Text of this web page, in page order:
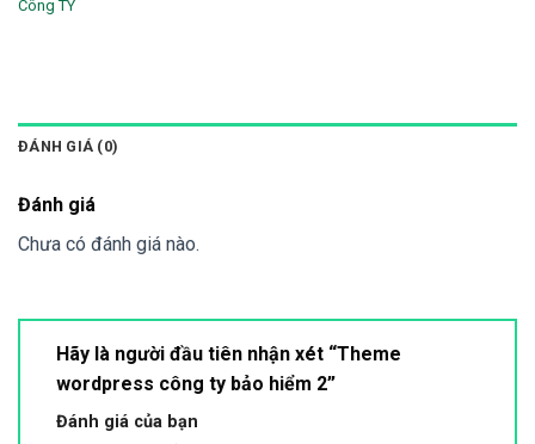
Công TY
ĐÁNH GIÁ (0)
Đánh giá
Chưa có đánh giá nào.
Hãy là người đầu tiên nhận xét “Theme
wordpress công ty bảo hiểm 2”
Đánh giá của bạn